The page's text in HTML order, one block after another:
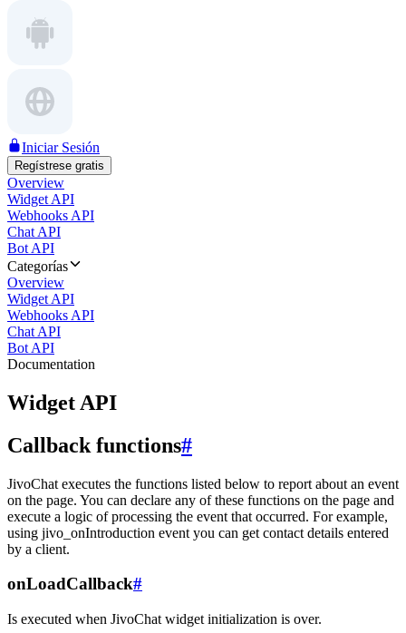
Iniciar Sesión
Regístrese gratis
Overview
Widget API
Webhooks API
Chat API
Bot API
Categorías
Overview
Widget API
Webhooks API
Chat API
Bot API
Documentation
Widget API
Callback functions#
JivoChat executes the functions listed below to report about an event
on the page. You can declare any of these functions on the page and
execute a logic of processing the event that occurred. For example,
using jivo_onIntroduction event you can get contact details entered
by a client.
onLoadCallback#
Is executed when JivoChat widget initialization is over.